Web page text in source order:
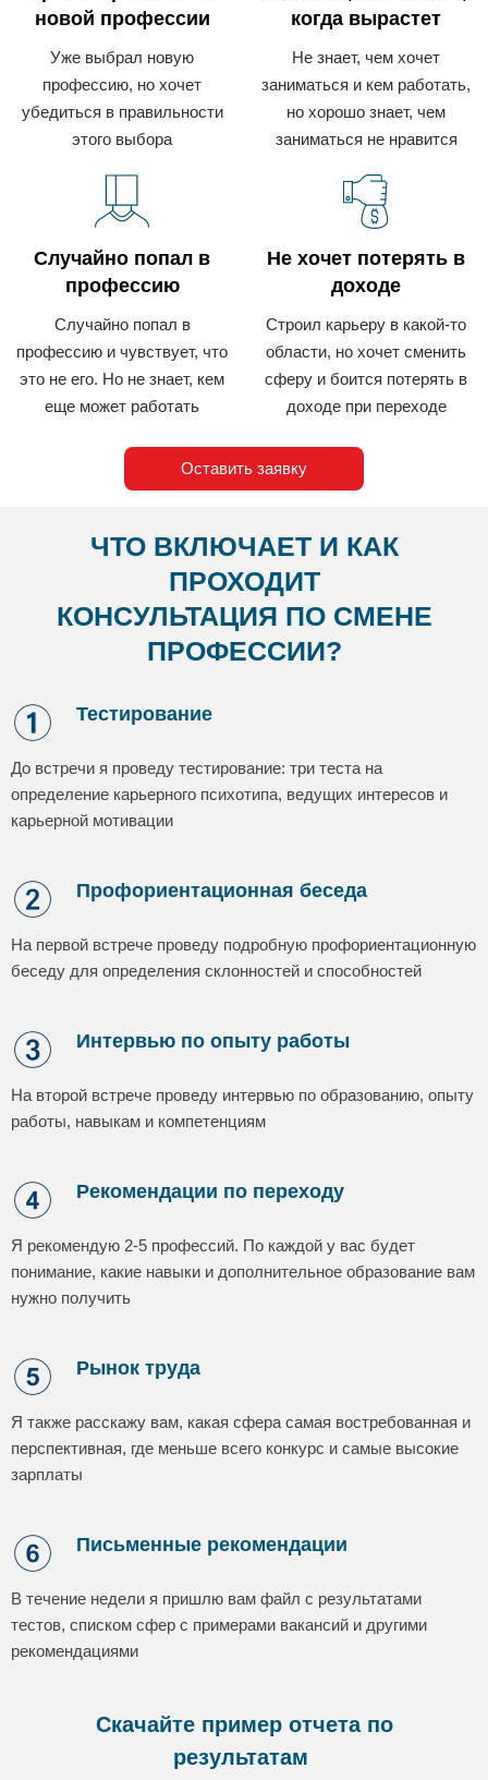
новой профессии
Уже выбрал новую
профессию, но хочет
убедиться в правильности
этого выбора
когда вырастет
Не знает, чем хочет
заниматься и кем работать,
но хорошо знает, чем
заниматься не нравится
Случайно попал в
профессию
Случайно попал в
профессию и чувствует, что
это не его. Но не знает, кем
еще может работать
Не хочет потерять в
доходе
Строил карьеру в какой-то
области, но хочет сменить
сферу и боится потерять в
доходе при переходе
Оставить заявку
ЧТО ВКЛЮЧАЕТ И КАК
ПРОХОДИТ
КОНСУЛЬТАЦИЯ ПО СМЕНЕ
ПРОФЕССИИ?
Тестирование
До встречи я проведу тестирование: три теста на
определение карьерного психотипа, ведущих интересов и
карьерной мотивации
Профориентационная беседа
На первой встрече проведу подробную профориентационную
беседу для определения склонностей и способностей
Интервью по опыту работы
На второй встрече проведу интервью по образованию, опыту
работы, навыкам и компетенциям
Рекомендации по переходу
Я рекомендую 2-5 профессий. По каждой у вас будет
понимание, какие навыки и дополнительное образование вам
нужно получить
Рынок труда
Я также расскажу вам, какая сфера самая востребованная и
перспективная, где меньше всего конкурс и самые высокие
зарплаты
Письменные рекомендации
В течение недели я пришлю вам файл с результатами
тестов, списком сфер с примерами вакансий и другими
рекомендациями
Скачайте пример отчета по
результатам